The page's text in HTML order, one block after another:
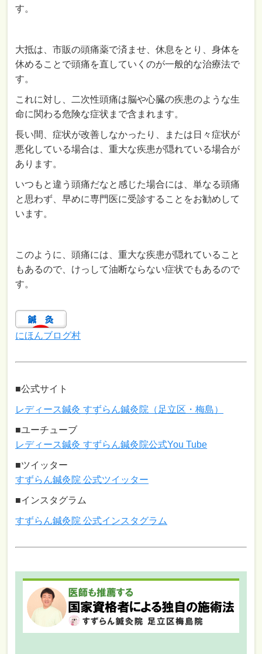
す。
大抵は、市販の頭痛薬で済ませ、休息をとり、身体を
休めることで頭痛を直していくのが一般的な治療法で
す。
これに対し、二次性頭痛は脳や心臓の疾患のような生
命に関わる危険な症状まで含まれます。
長い間、症状が改善しなかったり、または日々症状が
悪化している場合は、重大な疾患が隠れている場合が
あります。
いつもと違う頭痛だなと感じた場合には、単なる頭痛
と思わず、早めに専門医に受診することをお勧めして
います。
このように、頭痛には、重大な疾患が隠れていること
もあるので、けっして油断ならない症状でもあるので
す。
にほんブログ村
■公式サイト
レディース鍼灸 すずらん鍼灸院（足立区・梅島）
■ユーチューブ
レディース鍼灸 すずらん鍼灸院公式You Tube
■ツイッター
すずらん鍼灸院 公式ツイッター
■インスタグラム
すずらん鍼灸院 公式インスタグラム